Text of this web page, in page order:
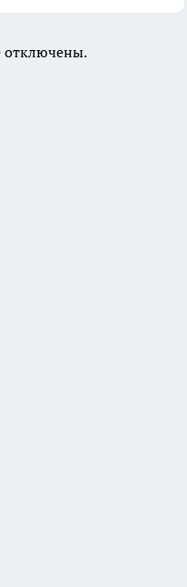
отключены.